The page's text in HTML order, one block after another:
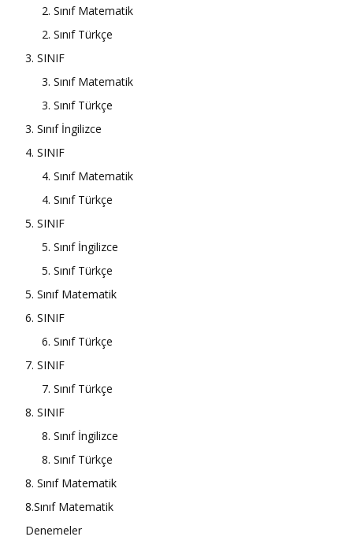
2. Sınıf Matematik
2. Sınıf Türkçe
3. SINIF
3. Sınıf Matematik
3. Sınıf Türkçe
3. Sınıf İngilizce
4. SINIF
4. Sınıf Matematik
4. Sınıf Türkçe
5. SINIF
5. Sınıf İngilizce
5. Sınıf Türkçe
5. Sınıf Matematik
6. SINIF
6. Sınıf Türkçe
7. SINIF
7. Sınıf Türkçe
8. SINIF
8. Sınıf İngilizce
8. Sınıf Türkçe
8. Sınıf Matematik
8.Sınıf Matematik
Denemeler